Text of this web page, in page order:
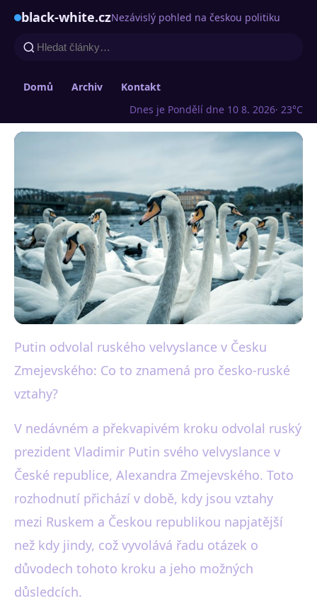
black-white.czNezávislý pohled na českou politiku
Domů Archiv
Kontakt
Dnes je Pondělí dne 10 8. 2026· 23°C
black-white.cz
Putin odvolal velvyslance v ČR:
Co to znamená pro vztahy?
23. 12. 2025· 3 min čtení · Autor: Martin Černý
Putin odvolal ruského velvyslance v Česku
Zmejevského: Co to znamená pro česko-ruské
vztahy?
V nedávném a překvapivém kroku odvolal ruský
prezident Vladimir Putin svého velvyslance v
České republice, Alexandra Zmejevského. Toto
rozhodnutí přichází v době, kdy jsou vztahy
mezi Ruskem a Českou republikou napjatější
než kdy jindy, což vyvolává řadu otázek o
důvodech tohoto kroku a jeho možných
důsledcích.